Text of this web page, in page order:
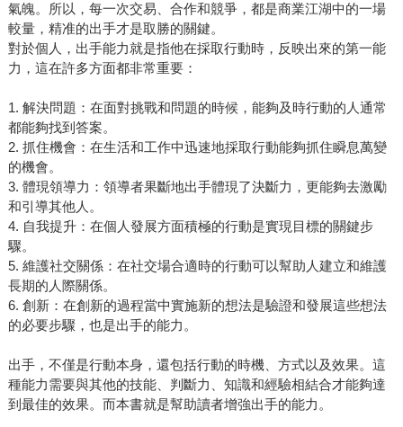
氣魄。所以，每一次交易、合作和競爭，都是商業江湖中的一場
較量，精准的出手才是取勝的關鍵。
對於個人，出手能力就是指他在採取行動時，反映出來的第一能
力，這在許多方面都非常重要：
1. 解決問題：在面對挑戰和問題的時候，能夠及時行動的人通常
都能夠找到答案。
2. 抓住機會：在生活和工作中迅速地採取行動能夠抓住瞬息萬變
的機會。
3. 體現領導力：領導者果斷地出手體現了決斷力，更能夠去激勵
和引導其他人。
4. 自我提升：在個人發展方面積極的行動是實現目標的關鍵步
驟。
5. 維護社交關係：在社交場合適時的行動可以幫助人建立和維護
長期的人際關係。
6. 創新：在創新的過程當中實施新的想法是驗證和發展這些想法
的必要步驟，也是出手的能力。
出手，不僅是行動本身，還包括行動的時機、方式以及效果。這
種能力需要與其他的技能、判斷力、知識和經驗相結合才能夠達
到最佳的效果。而本書就是幫助讀者增強出手的能力。